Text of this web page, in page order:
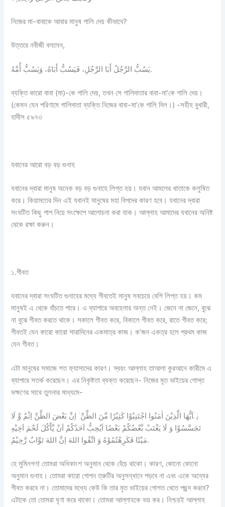
নিজের মা-বাবাকে আবার মানুষ গালি দেয় কীভাবে?
উত্তরে নবীজী বললেন,
يَسُبُّ الرَّجُلُ أَبَا الرَّجُلِ، فَيَسُبُّ أَبَاهُ، وَيَسُبُّ أُمَّهُ.
ব্যক্তি কারো বাবা (মা)-কে গালি দেয়, তখন সে গালিদাতার বাবা-মা’কে গালি দেয়।
(কেমন যেন পরিণামে গালিদাতা ব্যক্তি নিজের বাবা-মা’কে গালি দিল।) -সহীহ বুখারী,
হাদীস ৫৯৭৩
যবানের আরো বড় বড় গুনাহ
যবানের দ্বারা মানুষ অনেক বড় বড় গুনাহে লিপ্ত হয়। যবান আমলের খাতাকে কলুষিত
করে। কিয়ামতের দিন এই যবানই মানুষের মহা বিপদের কারণ হবে। যবানের দ্বারা
সংঘটিত কিছু পাপ নিয়ে সংক্ষেপে আলোচনা করা যাক। আল্লাহ আমাদের যবানের অনিষ্ট
থেকে রক্ষা করুন।
১.গীবত
যবানের দ্বারা সংঘটিত গুনাহের মধ্যে গীবতেই মানুষ সবচেয়ে বেশি লিপ্ত হয়। কম
মানুষই এ থেকে বাঁচতে পারে। এ ব্যাপারে অবহেলার অন্ত নেই। জেনে না জেনে, বুঝে
না বুঝে গীবত করতে থাকে। সকালে গীবত করে, বিকালে গীবত করে, রাতে গীবত করে;
গীবতই যেন কারো কারো সারাদিনের একমাত্র কাজ। ক’জন একত্র হলে প্রথম কাজ
যেন গীবত।
এটা মানুষের সমাজে শত ফ্যাসাদের কারণ। স্বয়ং আল্লাহ তাআলা কুরআনে কারীমে এ
ব্যাপারে সতর্ক করেছেন। এর নিকৃষ্টতা ব্যক্ত করেছেন- নিজের মৃত ভাইয়ের গোস্ত
ভক্ষণের সাথে তুলনার মাধ্যমে-
یٰۤاَیُّهَا الَّذِیْنَ اٰمَنُوا اجْتَنِبُوْا كَثِیْرًا مِّنَ الظَّنِّ ؗ اِنَّ بَعْضَ الظَّنِّ اِثْمٌ وَّ لَا
تَجَسَّسُوْا وَ لَا یَغْتَبْ بَّعْضُكُمْ بَعْضًا اَیُحِبُّ اَحَدُكُمْ اَنْ یَّاْكُلَ لَحْمَ اَخِیْهِ
مَیْتًا فَكَرِهْتُمُوْهُ وَ اتَّقُوا اللهَ اِنَّ اللهَ تَوَّابٌ رَّحِیْمٌ.
হে মুমিনগণ! তোমরা অধিকাংশ অনুমান থেকে বেঁচে থাকো। কারণ, কোনো কোনো
অনুমান গুনাহ। তোমরা কারো গোপন ত্রুটির অনুসন্ধানে পড়বে না এবং একে অন্যের
গীবত করবে না। তোমাদের মধ্যে কেউ কি তার মৃত ভাইয়ের গোশত খেতে পছন্দ করবে?
এটাকে তো তোমরা ঘৃণা করে থাকো। তোমরা আল্লাহকে ভয় কর। নিশ্চয়ই আল্লাহ